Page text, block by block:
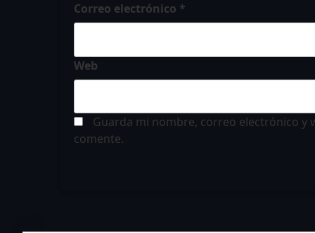
Correo electrónico *
Web
Guarda mi nombre, correo electrónico y
comente.